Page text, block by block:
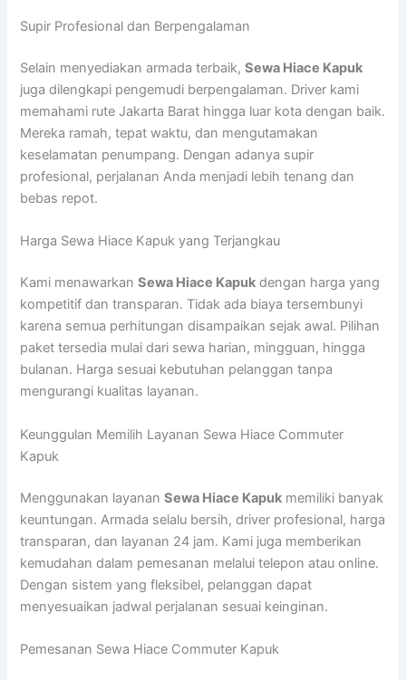
Supir Profesional dan Berpengalaman
Selain menyediakan armada terbaik,Sewa Hiace Kapuk
juga dilengkapi pengemudi berpengalaman. Driver kami
memahami rute Jakarta Barat hingga luar kota dengan baik.
Mereka ramah, tepat waktu, dan mengutamakan
keselamatan penumpang. Dengan adanya supir
profesional, perjalanan Anda menjadi lebih tenang dan
bebas repot.
Harga Sewa Hiace Kapuk yang Terjangkau
Kami menawarkanSewa Hiace Kapuk dengan harga yang
kompetitif dan transparan. Tidak ada biaya tersembunyi
karena semua perhitungan disampaikan sejak awal. Pilihan
paket tersedia mulai dari sewa harian, mingguan, hingga
bulanan. Harga sesuai kebutuhan pelanggan tanpa
mengurangi kualitas layanan.
Keunggulan Memilih Layanan Sewa Hiace Commuter
Kapuk
Menggunakan layananSewa Hiace Kapuk memiliki banyak
keuntungan. Armada selalu bersih, driver profesional, harga
transparan, dan layanan 24 jam. Kami juga memberikan
kemudahan dalam pemesanan melalui telepon atau online.
Dengan sistem yang fleksibel, pelanggan dapat
menyesuaikan jadwal perjalanan sesuai keinginan.
Pemesanan Sewa Hiace Commuter Kapuk